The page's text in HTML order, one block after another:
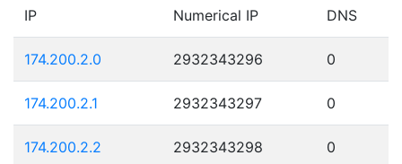
IP Numerical IP DNS
174.200.2.0 2932343296 0
174.200.2.1 2932343297 0
174.200.2.2 2932343298 0